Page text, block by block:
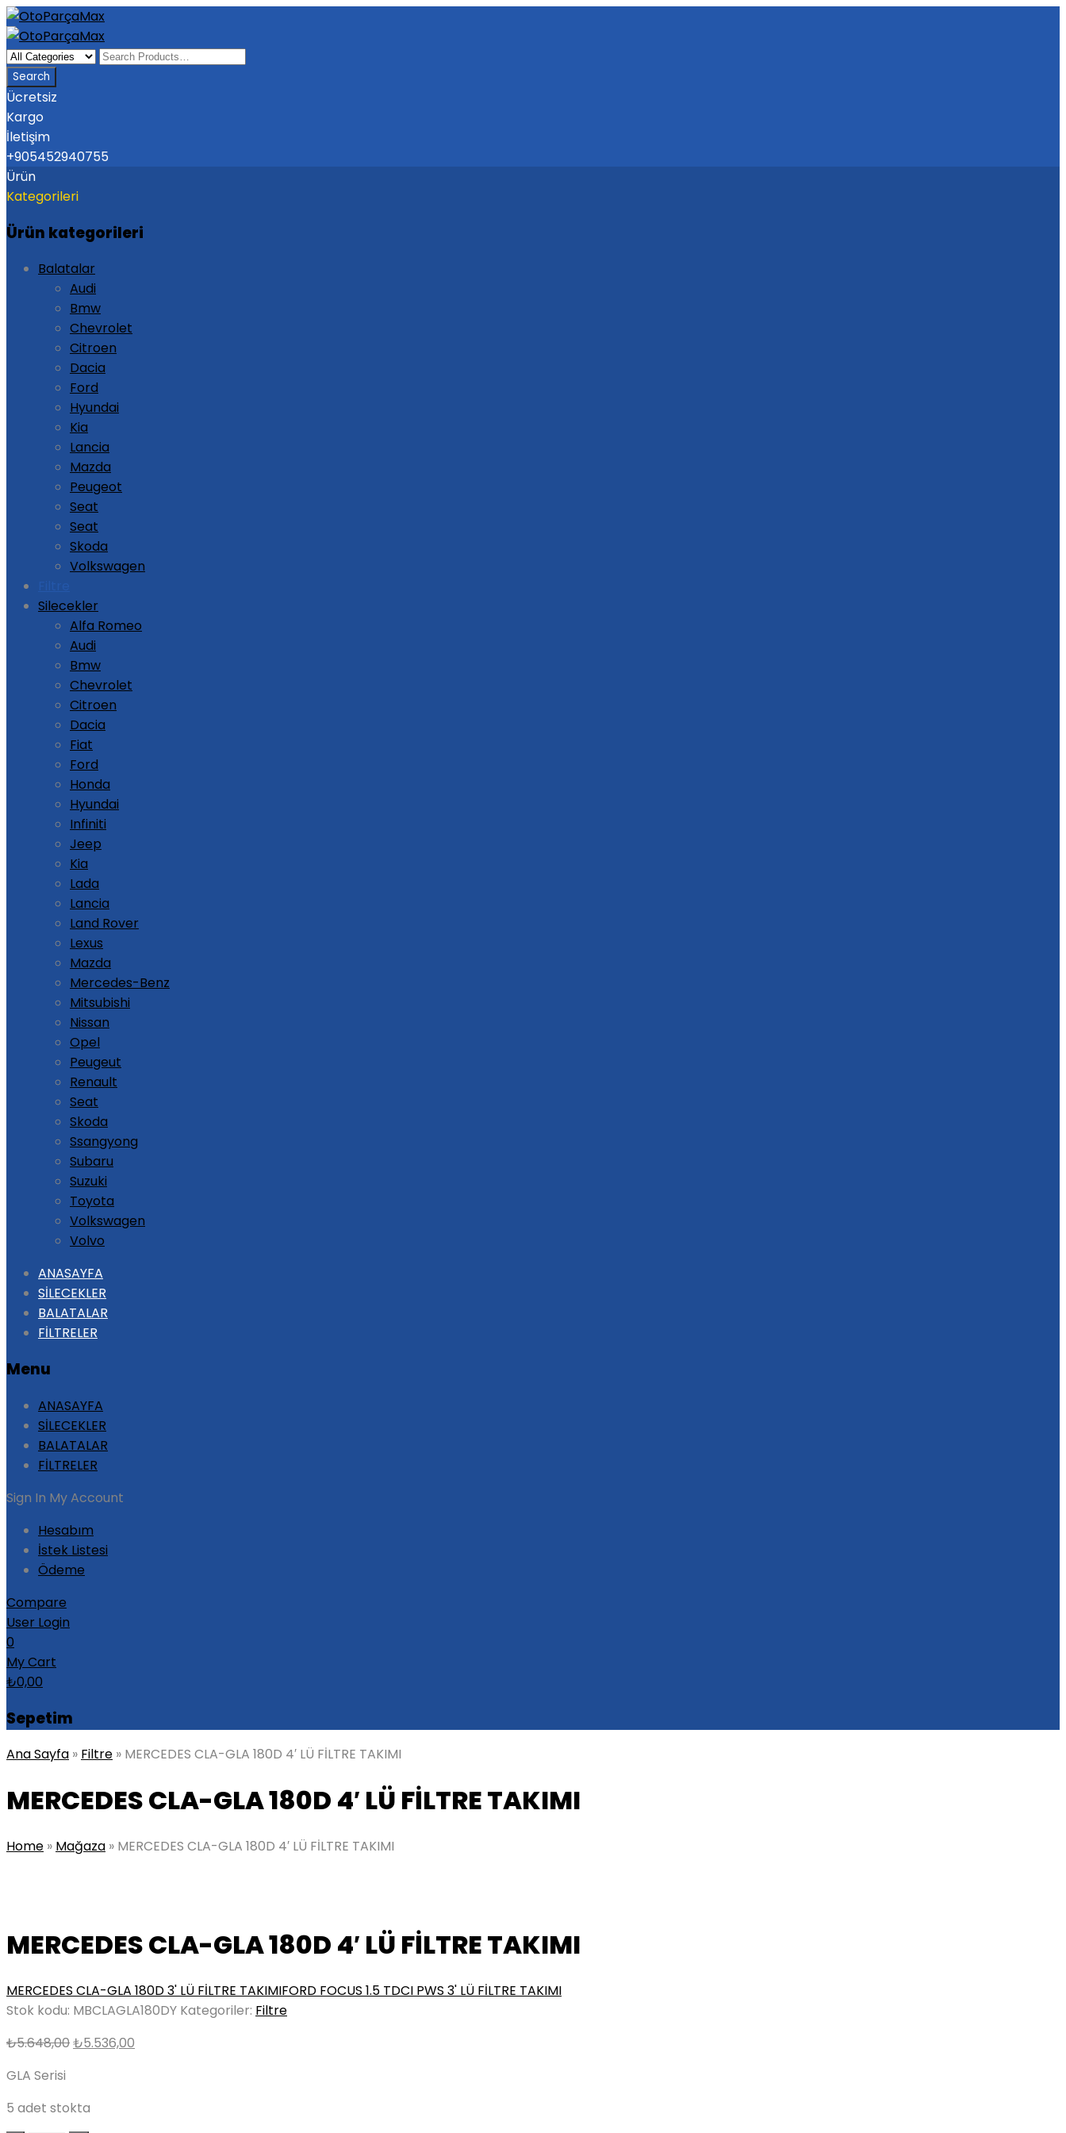
Ücretsiz
Kargo
İletişim
+905452940755
Ürün
Kategorileri
Ürün kategorileri
Balatalar
Audi
Bmw
Chevrolet
Citroen
Dacia
Ford
Hyundai
Kia
Lancia
Mazda
Peugeot
Seat
Seat
Skoda
Volkswagen
Silecekler
Alfa Romeo
Audi
Bmw
Chevrolet
Citroen
Dacia
Fiat
Ford
Honda
Hyundai
Infiniti
Jeep
Kia
Lada
Lancia
Land Rover
Lexus
Mazda
Mercedes-Benz
Mitsubishi
Nissan
Opel
Peugeut
Renault
Seat
Skoda
Ssangyong
Subaru
Suzuki
Toyota
Volkswagen
Volvo
Skip
content
ANASAYFA
SİLECEKLER
BALATALAR
FİLTRELER
Menu
ANASAYFA
SİLECEKLER
BALATALAR
FİLTRELER
Sign In My Account
Hesabım
İstek Listesi
Ödeme
Compare
User Login
0
My Cart
₺0,00
Sepetim
Ana Sayfa » Filtre » MERCEDES CLA-GLA 180D 4′ LÜ FİLTRE TAKIMI
MERCEDES CLA-GLA 180D 4′ LÜ FİLTRE TAKIMI
Home » Mağaza » MERCEDES CLA-GLA 180D 4′ LÜ FİLTRE TAKIMI
MERCEDES CLA-GLA 180D 4′ LÜ FİLTRE TAKIMI
MERCEDES CLA-GLA 180D 3' LÜ FİLTRE TAKIMIFORD FOCUS 1.5 TDCI PWS 3' LÜ FİLTRE TAKIMI
Stok kodu: MBCLAGLA180DY Kategoriler: Filtre
₺5.648,00Orijinal
₺5.536,00
GLA Serisi
5 adet stokta